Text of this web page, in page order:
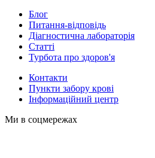
Блог
Питання-відповідь
Діагностична лабораторія
Статті
Турбота про здоров'я
Контакти
Пункти забору крові
Інформаційний центр
Ми в соцмережах